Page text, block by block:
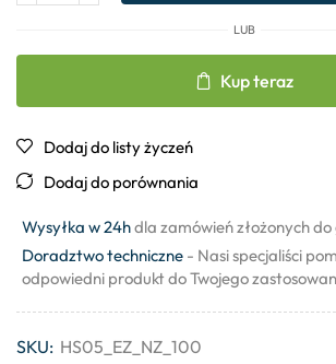
LUB
Kup teraz
Dodaj do listy życzeń
Dodaj do porównania
Wysyłka w 24hdla zamówień złożonych
Doradztwo techniczne - Nasi specjaliści
odpowiedni produkt do Twojego
SKU: HS05_EZ_NZ_100